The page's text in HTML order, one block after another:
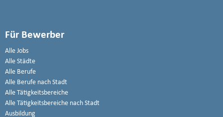
Für Bewerber
Alle Jobs
Alle Städte
Alle Berufe
Alle Berufe nach Stadt
Alle Tätigkeitsbereiche
Alle Tätigkeitsbereiche nach Stadt
Ausbildung